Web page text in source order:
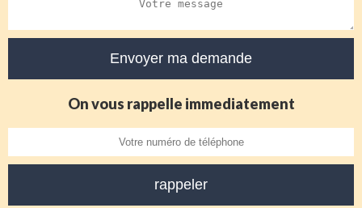
On vous rappelle immediatement